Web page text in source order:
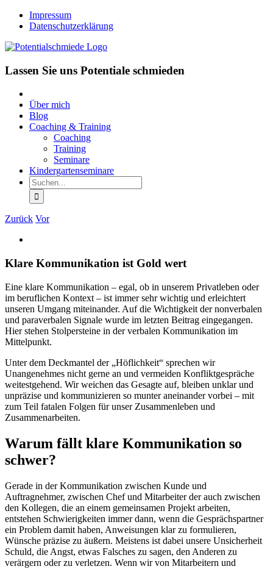
Skip
Impressum
Datenschutzerklärung
Lassen Sie uns Potentiale schmieden
Über mich
Blog
Coaching & Training
Coaching
Training
Seminare
Kindergartenseminare
Suche
nach:
Zurück Vor
Bild
Klare Kommunikation ist Gold wert
Eine klare Kommunikation – egal, ob in unserem Privatleben oder
im beruflichen Kontext – ist immer sehr wichtig und erleichtert
unseren Umgang miteinander. Auf die Wichtigkeit der nonverbalen
und paraverbalen Signale wurde im letzten Beitrag eingegangen.
Hier stehen Stolpersteine in der verbalen Kommunikation im
Mittelpunkt.
Unter dem Deckmantel der „Höflichkeit“ sprechen wir
Unangenehmes nicht gerne an und vermeiden Konfliktgespräche
weitestgehend. Wir weichen das Gesagte auf, bleiben unklar und
unpräzise und kommunizieren so munter aneinander vorbei – mit
zum Teil fatalen Folgen für unser Zusammenleben und
Zusammenarbeiten.
Warum fällt klare Kommunikation so
schwer?
Gerade in der Kommunikation zwischen Kunde und
Auftragnehmer, zwischen Chef und Mitarbeiter der auch zwischen
den Kollegen, die an einem gemeinsamen Projekt arbeiten,
entstehen Schwierigkeiten immer dann, wenn die Gesprächspartner
ein Problem damit haben, Anweisungen klar zu formulieren,
Wünsche präzise zu äußern. Meistens ist dabei unsere Unsicherheit
Schuld, die Angst, etwas Falsches zu sagen, den Anderen zu
verärgern oder zu verletzen. Wenn wir von Mitarbeitern und